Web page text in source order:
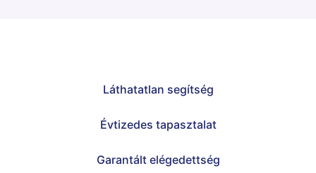
Láthatatlan segítség
Évtizedes tapasztalat
Garantált elégedettség